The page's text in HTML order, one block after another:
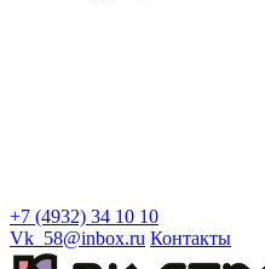
+7 (4932) 34 10 10
Vk_58@inbox.ru Контакты